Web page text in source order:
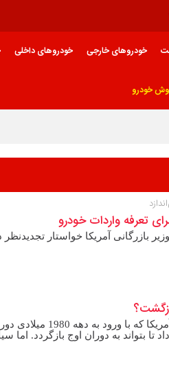
خودروهای خارجی خودروهای داخلی
خودرو
تعرفه واردات خودرو
بازرگانی آمریکا خواستار
پدال نیوز: صنعت
تا بتواند به دوران اوج بازگردد.